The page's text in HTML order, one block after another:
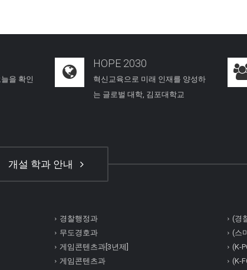
을 확인
HOPE 2030
혁신교육으로 미래 인재를 양성하
는 글로벌 대학, 김포대학교
개설 학과 안내
경찰행정과
무도경호과
게임콘텐츠과[3년제]
게임콘텐츠과
(경
(스
(K-
(K-